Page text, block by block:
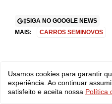
SIGA NO GOOGLE NEWS
MAIS:
CARROS SEMINOVOS
Usamos cookies para garantir
experiência. Ao continuar
satisfeito e aceita nossa Política